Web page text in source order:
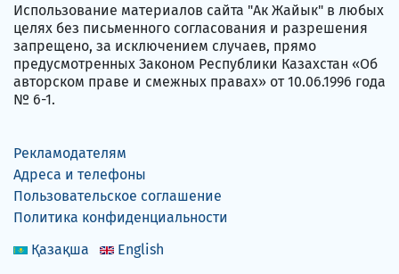
Использование материалов сайта "Ак Жайык" в любых
целях без письменного согласования и разрешения
запрещено, за исключением случаев, прямо
предусмотренных Законом Республики Казахстан «Об
авторском праве и смежных правах» от 10.06.1996 года
№ 6-1.
Рекламодателям
Адреса и телефоны
Пользовательское соглашение
Политика конфиденциальности
Қазақша
English